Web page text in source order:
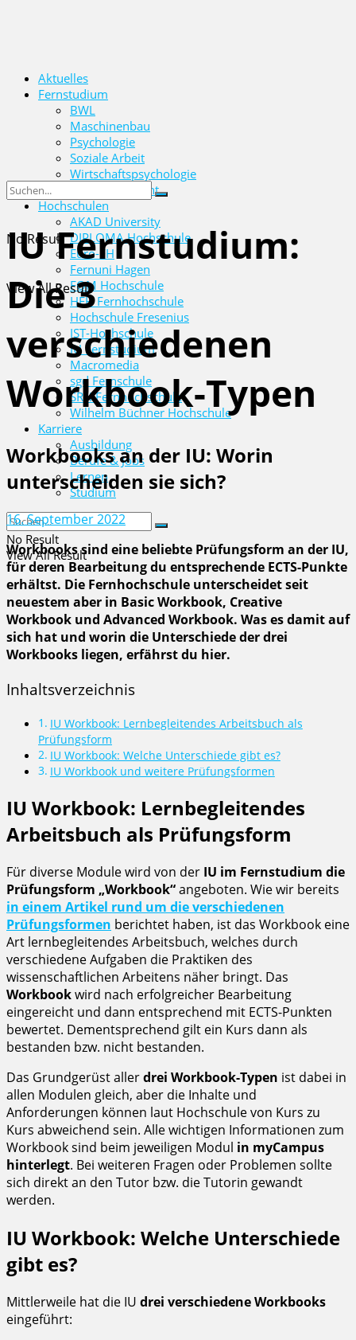
Aktuelles
Fernstudium
BWL
Maschinenbau
Psychologie
Soziale Arbeit
Wirtschaftspsychologie
Wirtschaftsrecht
Hochschulen
AKAD University
DIPLOMA Hochschule
Euro-FH
Fernuni Hagen
FOM Hochschule
HFH Fernhochschule
Hochschule Fresenius
IST-Hochschule
IU Fernstudium
Macromedia
sgd Fernschule
SRH Fernhochschule
Wilhelm Büchner Hochschule
Karriere
Ausbildung
Berufe & Jobs
Lernen
Studium
No Result
View All Result
No Result
View All Result
IU Fernstudium:
Die 3
verschiedenen
Workbook-Typen
Workbooks an der IU: Worin
unterscheiden sie sich?
16. September 2022
Workbooks sind eine beliebte Prüfungsform an der IU,
für deren Bearbeitung du entsprechende ECTS-Punkte
erhältst. Die Fernhochschule unterscheidet seit
neuestem aber in Basic Workbook, Creative
Workbook und Advanced Workbook. Was es damit auf
sich hat und worin die Unterschiede der drei
Workbooks liegen, erfährst du hier.
Inhaltsverzeichnis
IU Workbook: Lernbegleitendes Arbeitsbuch als
Prüfungsform
IU Workbook: Welche Unterschiede gibt es?
IU Workbook und weitere Prüfungsformen
IU Workbook: Lernbegleitendes
Arbeitsbuch als Prüfungsform
Für diverse Module wird von der IU im Fernstudium die
Prüfungsform „Workbook“angeboten. Wie wir bereits
in einem Artikel rund um die verschiedenen
Prüfungsformen berichtet haben, ist das Workbook eine
Art lernbegleitendes Arbeitsbuch, welches durch
verschiedene Aufgaben die Praktiken des
wissenschaftlichen Arbeitens näher bringt. Das
Workbookwird nach erfolgreicher Bearbeitung
eingereicht und dann entsprechend mit ECTS-Punkten
bewertet. Dementsprechend gilt ein Kurs dann als
bestanden bzw. nicht bestanden.
Das Grundgerüst allerdrei Workbook-Typen ist dabei in
allen Modulen gleich, aber die Inhalte und
Anforderungen können laut Hochschule von Kurs zu
Kurs abweichend sein. Alle wichtigen Informationen zum
Workbook sind beim jeweiligen Modul in myCampus
hinterlegt. Bei weiteren Fragen oder Problemen sollte
sich direkt an den Tutor bzw. die Tutorin gewandt
werden.
IU Workbook: Welche Unterschiede
gibt es?
Mittlerweile hat die IU drei verschiedene Workbooks
eingeführt: